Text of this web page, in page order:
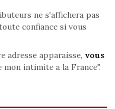
ne s'affichera pas
confiance si vous
adresse apparaisse, vous
intimite a la France".